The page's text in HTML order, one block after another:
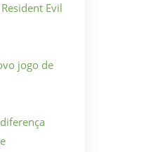
Evil
jogo de